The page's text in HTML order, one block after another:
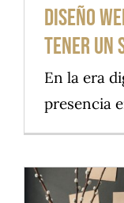
Diseño
tener un
En la era
presencia